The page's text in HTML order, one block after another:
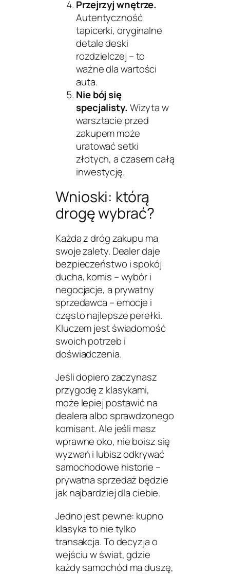
Przejrzyj wnętrze.
Autentyczność
tapicerki, oryginalne
detale deski
rozdzielczej – to
ważne dla wartości
auta.
Nie bój się
specjalisty. Wizyta w
warsztacie przed
zakupem może
uratować setki
złotych, a czasem całą
inwestycję.
Wnioski: którą
drogę wybrać?
Każda z dróg zakupu ma
swoje zalety. Dealer daje
bezpieczeństwo i spokój
ducha, komis – wybór i
negocjacje, a prywatny
sprzedawca – emocje i
często najlepsze perełki.
Kluczem jest świadomość
swoich potrzeb i
doświadczenia.
Jeśli dopiero zaczynasz
przygodę z klasykami,
może lepiej postawić na
dealera albo sprawdzonego
komisant. Ale jeśli masz
wprawne oko, nie boisz się
wyzwań i lubisz odkrywać
samochodowe historie –
prywatna sprzedaż będzie
jak najbardziej dla ciebie.
Jedno jest pewne: kupno
klasyka to nie tylko
transakcja. To decyzja o
wejściu w świat, gdzie
każdy samochód ma duszę,